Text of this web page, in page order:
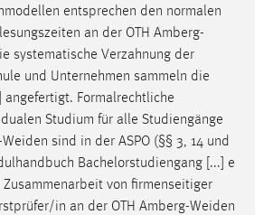
entsprechen den normalen
an der OTH Amberg-
systematische Verzahnung der
und Unternehmen sammeln die
angefertigt. Formalrechtliche
Studium für alle Studiengänge
sind in der ASPO (§§ 3, 14 und
Bachelorstudiengang [...] e
von firmenseitiger
in an der OTH Amberg-Weiden